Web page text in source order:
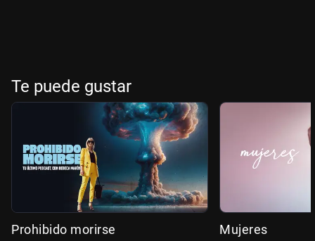
Te puede gustar
Prohibido morirse Mujeres